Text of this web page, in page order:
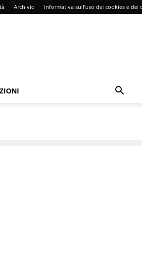
Archivio Informativa sull’uso dei cookies e dei